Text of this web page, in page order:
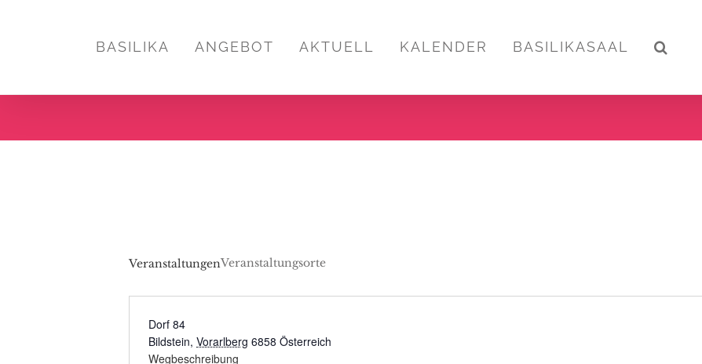
BASILIKA ANGEBOT AKTUELL KALENDER BASILIKASAAL
VeranstaltungenVeranstaltungsorte
Dorf 84
Bildstein, Vorarlberg 6858 Österreich
Wegbeschreibung